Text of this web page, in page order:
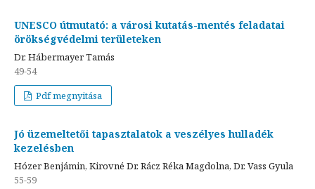
UNESCO útmutató: a városi kutatás-mentés feladatai
örökségvédelmi területeken
Dr. Hábermayer Tamás
49-54
Pdf megnyitása
Jó üzemeltetői tapasztalatok a veszélyes hulladék
kezelésben
Hózer Benjámin, Kirovné Dr. Rácz Réka Magdolna, Dr. Vass Gyula
55-59